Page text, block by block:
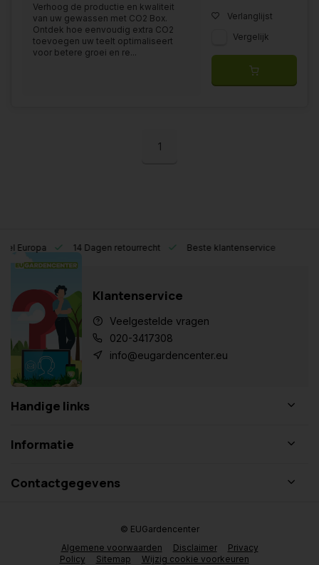
Verhoog de productie en kwaliteit
van uw gewassen met CO2 Box.
Ontdek hoe eenvoudig extra CO2
toevoegen uw teelt optimaliseert
voor betere groei en re...
Verlanglijst
Vergelijk
1
Europa 14 Dagen retourrecht Beste klantenservice
Klantenservice
Veelgestelde vragen
020-3417308
info@eugardencenter.eu
Handige links
Informatie
Contactgegevens
Algemene voorwaarden Disclaimer
Privacy
Policy
Sitemap Wijzig cookie voorkeuren
© EUGardencenter